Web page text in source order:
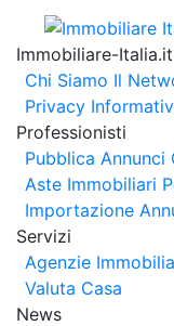
Immobiliare-
Chi Siamo Il
Privacy
Professionisti
Pubblica Annunci
Aste Immobiliari
Importazione
Servizi
Agenzie
Valuta Casa
News